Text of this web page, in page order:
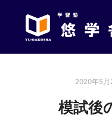
2020年5月
模試後